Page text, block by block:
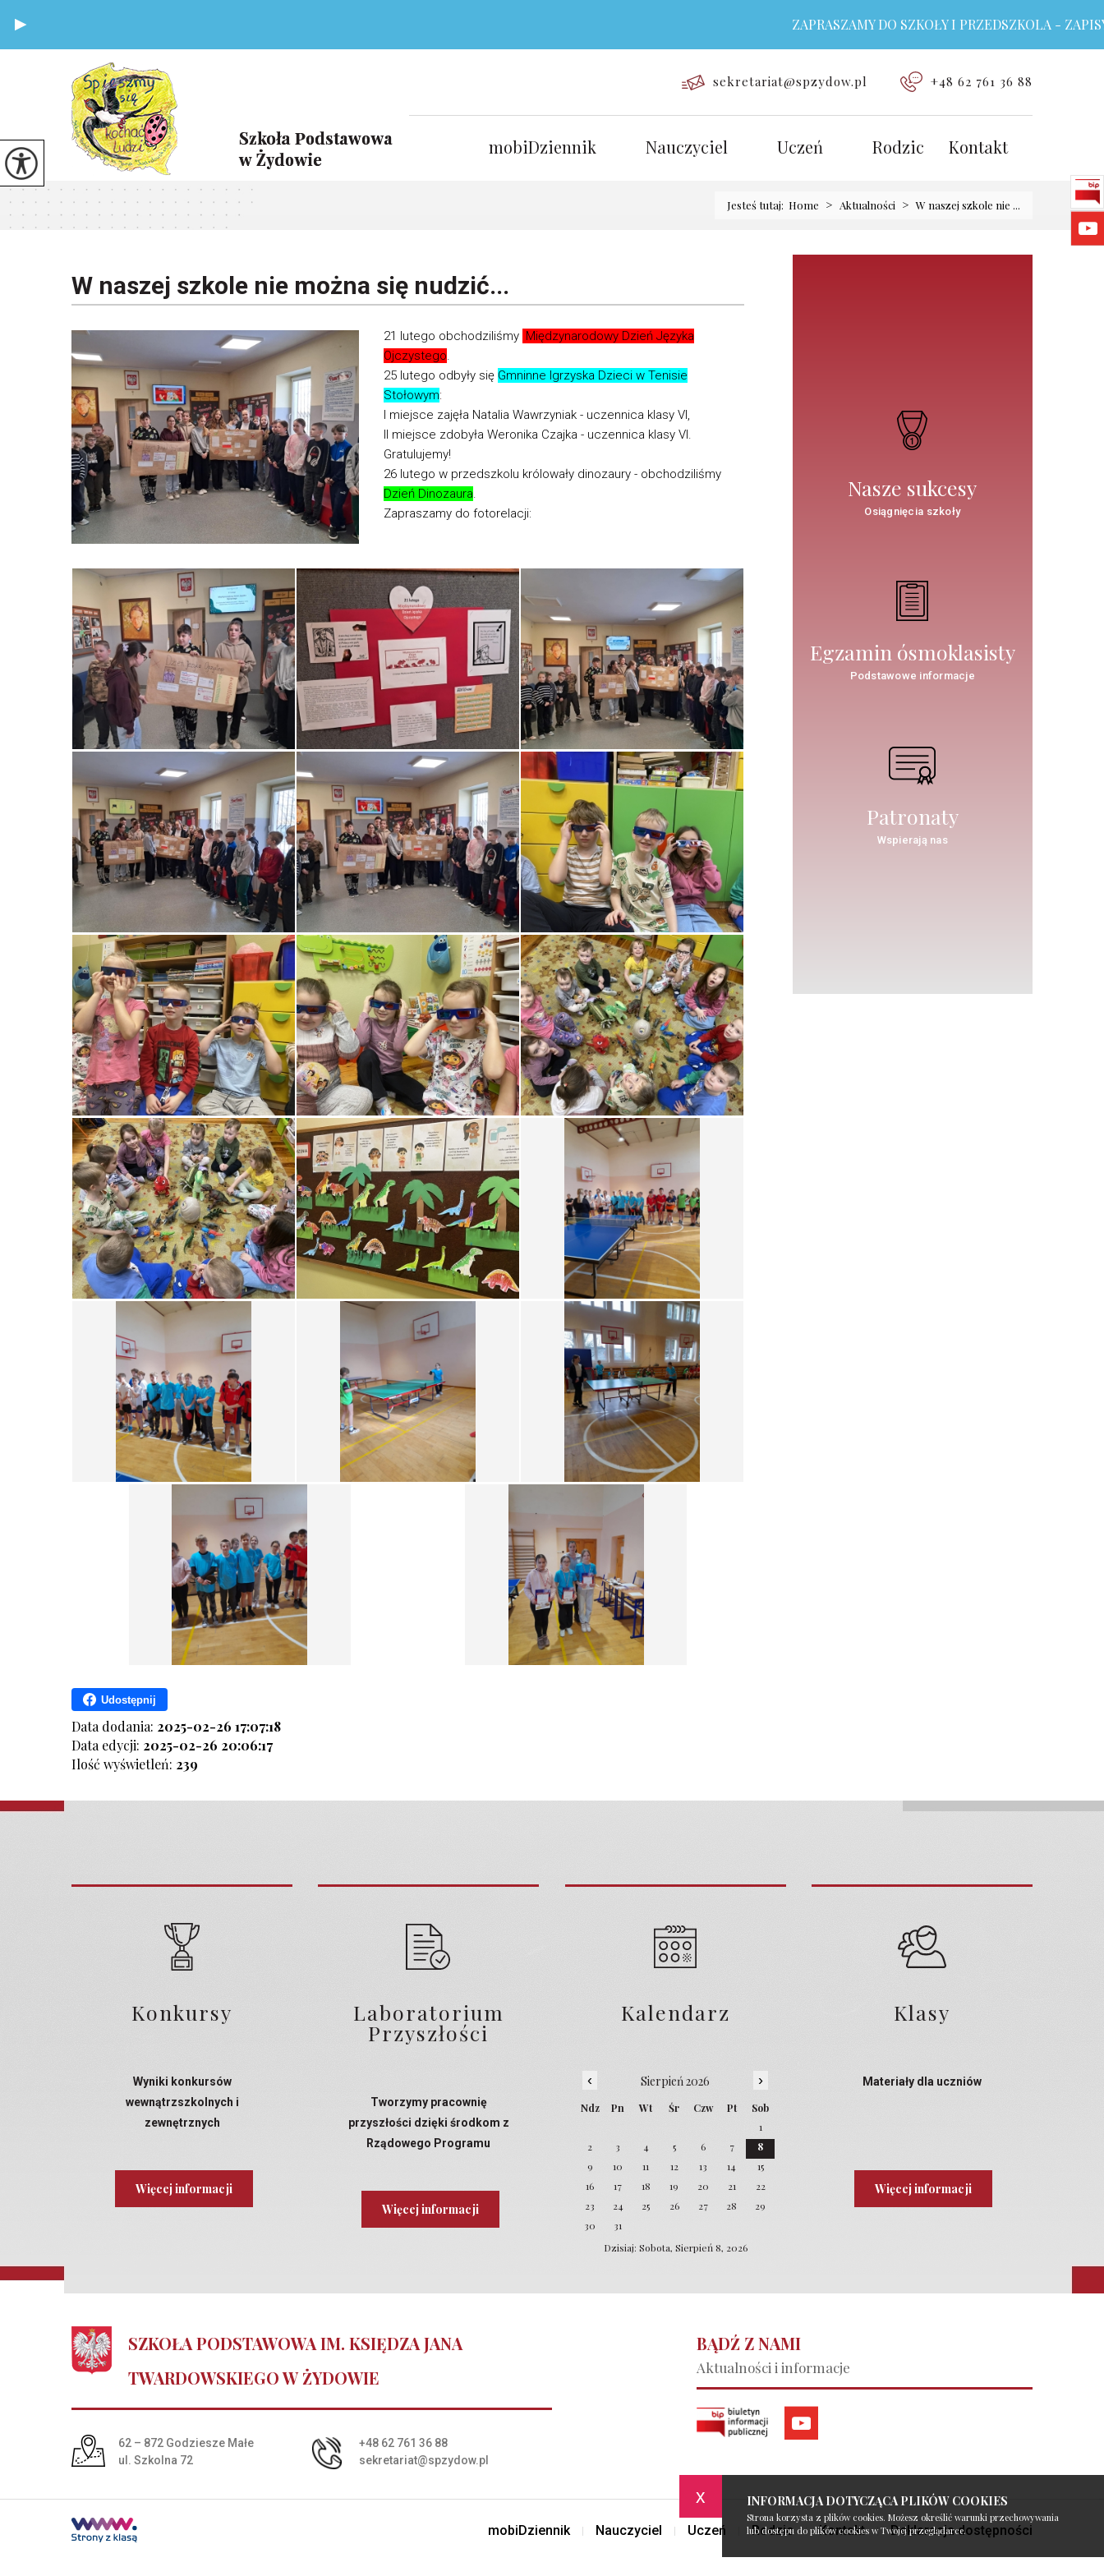
x INFORMACJA DOTYCZĄCA PLIKÓW COOKIES
Strona korzysta z plików cookies. Możesz określić warunki przechowywania
lub dostępu do plików cookies w Twojej przeglądarce.
ZAPRASZAMY DO SZKOŁY I PRZEDSZKOLA - ZAPISY
sekretariat@spzydow.pl +48 62 761 36 88
mobiDziennik Nauczyciel Uczeń Rodzic Kontakt
Jesteś tutaj: Home > Aktualności > W naszej szkole nie ...
W naszej szkole nie można się nudzić...
21 lutego obchodziliśmy Międzynarodowy Dzień Języka
Ojczystego.
25 lutego odbyły się Gmninne Igrzyska Dzieci w Tenisie
Stołowym:
I miejsce zajęła Natalia Wawrzyniak - uczennica klasy VI,
II miejsce zdobyła Weronika Czajka - uczennica klasy VI.
Gratulujemy!
26 lutego w przedszkolu królowały dinozaury - obchodziliśmy
Dzień Dinozaura.
Zapraszamy do fotorelacji:
Udostępnij
Data dodania: 2025-02-26 17:07:18
Data edycji: 2025-02-26 20:06:17
Ilość wyświetleń: 239
Nasze sukcesy
Osiągnięcia szkoły
Egzamin ósmoklasisty
Podstawowe informacje
Patronaty
Wspierają nas
Konkursy
Wyniki konkursów
wewnątrzszkolnych i
zewnętrznych
Więcej informacji
Laboratorium
Przyszłości
Tworzymy pracownię
przyszłości dzięki środkom z
Rządowego Programu
Więcej informacji
Kalendarz
‹ Sierpień 2026 ›
Ndz Pn Wt Śr Czw Pt
Sob
1
2
3 4 5 6 7
8
9
10 11 12 13 14
15
16
17 18 19 20 21
22
23
24 25 26 27 28
29
30
31
Dzisiaj: Sobota, Sierpień 8, 2026
Klasy
Materiały dla uczniów
Więcej informacji
SZKOŁA PODSTAWOWA IM. KSIĘDZA JANA
TWARDOWSKIEGO W ŻYDOWIE
Adres pocztowy:
62 – 872 Godziesze Małe
ul. Szkolna 72
+48 62 761 36 88
sekretariat@spzydow.pl
BĄDŹ Z NAMI
Aktualności i informacje
mobiDziennik Nauczyciel Uczeń Rodzic Kontakt Deklaracja dostępności